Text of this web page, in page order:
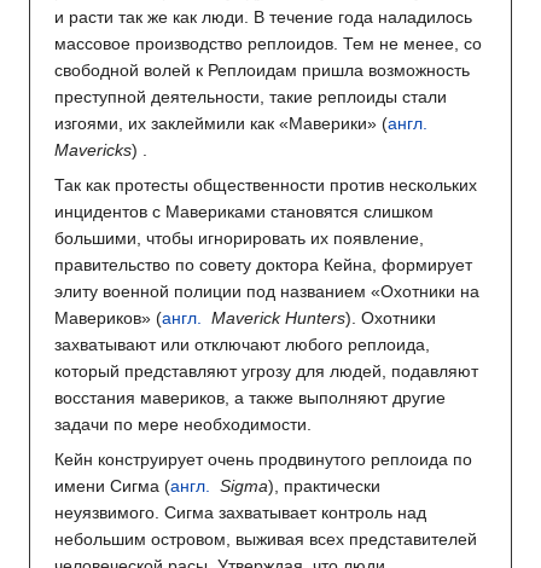
и расти так же как люди. В течение года наладилось
массовое производство реплоидов. Тем не менее, со
свободной волей к Реплоидам пришла возможность
преступной деятельности, такие реплоиды стали
изгоями, их заклеймили как «Маверики» (англ.
Mavericks) .
Так как протесты общественности против нескольких
инцидентов с Мавериками становятся слишком
большими, чтобы игнорировать их появление,
правительство по совету доктора Кейна, формирует
элиту военной полиции под названием «Охотники на
Мавериков» (англ. Maverick Hunters). Охотники
захватывают или отключают любого реплоида,
который представляют угрозу для людей, подавляют
восстания мавериков, а также выполняют другие
задачи по мере необходимости.
Кейн конструирует очень продвинутого реплоида по
имени Сигма (англ. Sigma), практически
неуязвимого. Сигма захватывает контроль над
небольшим островом, выживая всех представителей